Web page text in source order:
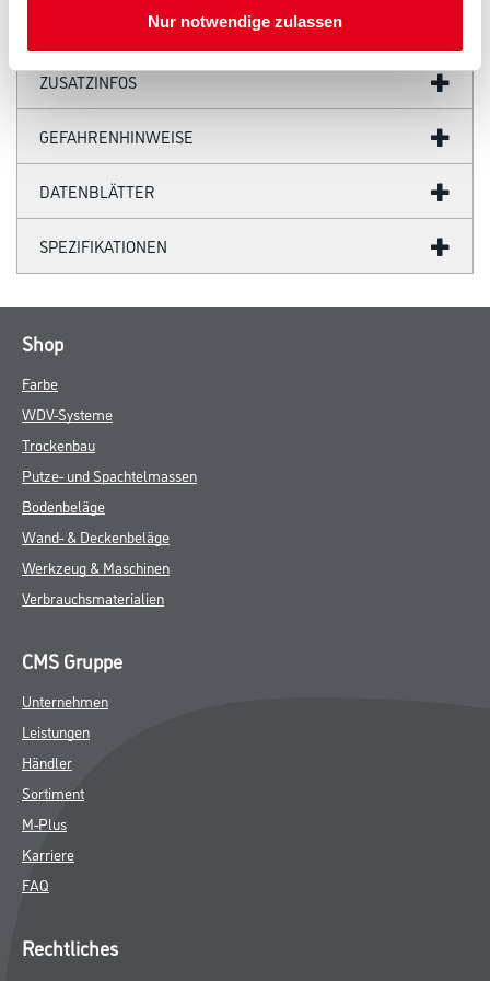
Nur notwendige zulassen
ZUSATZINFOS
GEFAHRENHINWEISE
DATENBLÄTTER
SPEZIFIKATIONEN
Shop
Farbe
WDV-Systeme
Trockenbau
Putze- und Spachtelmassen
Bodenbeläge
Wand- & Deckenbeläge
Werkzeug & Maschinen
Verbrauchsmaterialien
CMS Gruppe
Unternehmen
Leistungen
Händler
Sortiment
M-Plus
Karriere
FAQ
Rechtliches